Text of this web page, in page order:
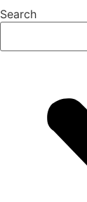
Search